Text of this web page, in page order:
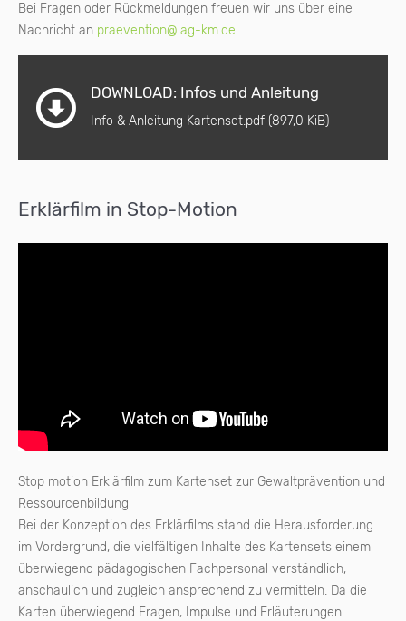
Bei Fragen oder Rückmeldungen freuen wir uns über eine
Nachricht an praevention@lag-km.de
DOWNLOAD: Infos und Anleitung
Info & Anleitung Kartenset.pdf (897,0 KiB)
Erklärfilm in Stop-Motion
Stop motion Erklärfilm zum Kartenset zur Gewaltprävention und
Ressourcenbildung
Bei der Konzeption des Erklärfilms stand die Herausforderung
im Vordergrund, die vielfältigen Inhalte des Kartensets einem
überwiegend pädagogischen Fachpersonal verständlich,
anschaulich und zugleich ansprechend zu vermitteln. Da die
Karten überwiegend Fragen, Impulse und Erläuterungen